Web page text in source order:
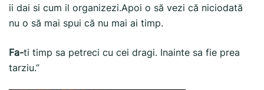
ii dai si cum il organizezi.Apoi o să vezi că niciodată
nu o să mai spui că nu mai ai timp.
Fa-ti timp sa petreci cu cei dragi. Inainte sa fie prea
tarziu.”